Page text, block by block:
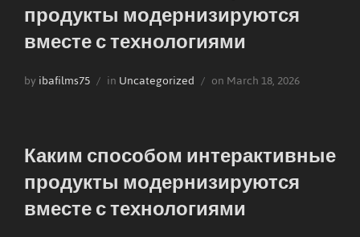
продукты модернизируются
вместе с технологиями
byibafilms75 inUncategorized onPosted
March 18, 2026
Каким способом интерактивные
продукты модернизируются
вместе с технологиями